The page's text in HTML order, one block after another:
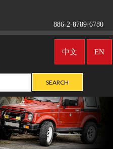
886-2-8789-6780
EN
中文